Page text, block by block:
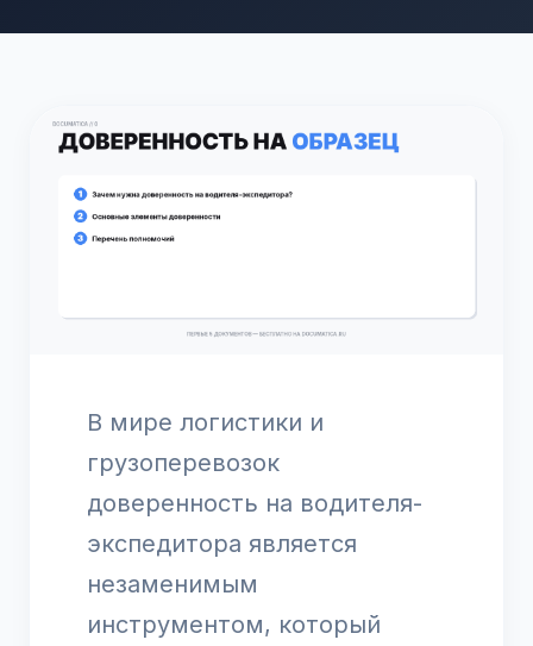
В мире логистики и
грузоперевозок
доверенность на водителя-
экспедитора является
незаменимым
инструментом, который